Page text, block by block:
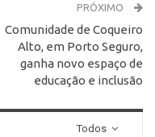
PRÓXIMO
Comunidade de Coqueiro
Alto, em Porto Seguro,
ganha novo espaço de
educação e inclusão
Todos